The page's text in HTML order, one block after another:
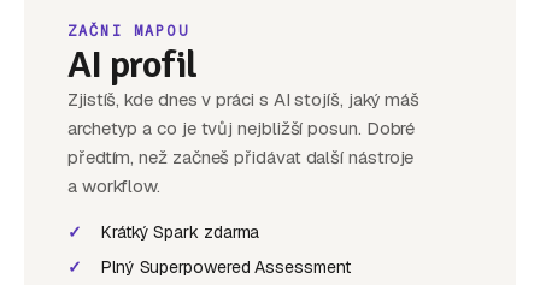
ZAČNI MAPOU
AI profil
Zjistíš, kde dnes v práci s AI stojíš, jaký máš
archetyp a co je tvůj nejbližší posun. Dobré
předtím, než začneš přidávat další nástroje
a workflow.
✓
Krátký Spark zdarma
✓
Plný Superpowered Assessment